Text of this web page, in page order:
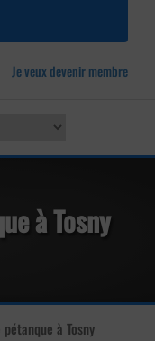
Je veux devenir membre
à Tosny
à Tosny